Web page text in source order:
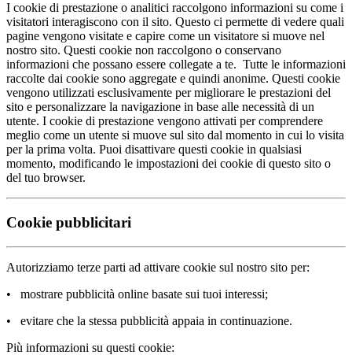
I cookie di prestazione o analitici raccolgono informazioni su come i
visitatori interagiscono con il sito. Questo ci permette di vedere quali
pagine vengono visitate e capire come un visitatore si muove nel
nostro sito. Questi cookie non raccolgono o conservano
informazioni che possano essere collegate a te. Tutte le informazioni
raccolte dai cookie sono aggregate e quindi anonime. Questi cookie
vengono utilizzati esclusivamente per migliorare le prestazioni del
sito e personalizzare la navigazione in base alle necessità di un
utente. I cookie di prestazione vengono attivati per comprendere
meglio come un utente si muove sul sito dal momento in cui lo visita
per la prima volta. Puoi disattivare questi cookie in qualsiasi
momento, modificando le impostazioni dei cookie di questo sito o
del tuo browser.
Cookie pubblicitari
Autorizziamo terze parti ad attivare cookie sul nostro sito per:
• mostrare pubblicità online basate sui tuoi interessi;
• evitare che la stessa pubblicità appaia in continuazione.
Più informazioni su questi cookie: